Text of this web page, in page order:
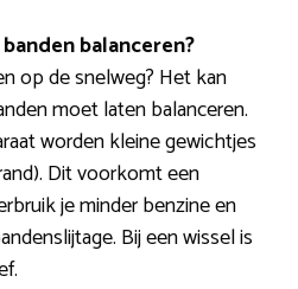
balanceren?
op de snelweg? Het kan
moet laten balanceren.
worden kleine gewichtjes
Dit voorkomt een
je minder benzine en
Bij een wissel is